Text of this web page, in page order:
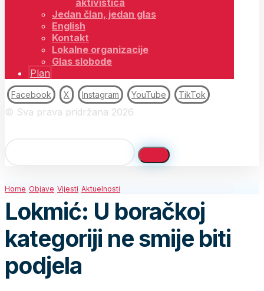
aktivistica
Jedan član, jedan glas
English
Kontakt
Lokalne organizacije
Glas slobode
Plan
Facebook X Instagram YouTube TikTok
© Sva prava pridržana 2026
Home Objave Vijesti Aktuelnosti
Lokmić: U boračkoj
kategoriji ne smije biti
podjela